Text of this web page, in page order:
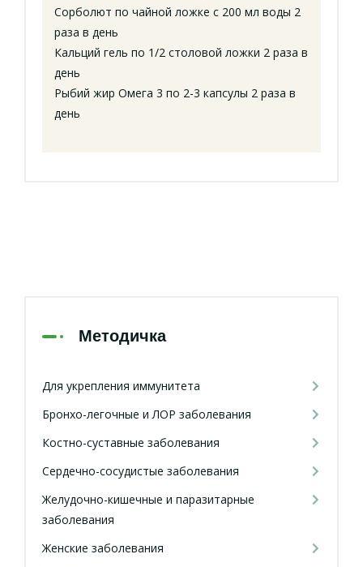
Сорболют по чайной ложке с 200 мл воды 2
раза в день
Кальций гель по 1/2 столовой ложки 2 раза в
день
Рыбий жир Омега 3 по 2-3 капсулы 2 раза в
день
Методичка
Для укрепления иммунитета
Бронхо-легочные и ЛОР заболевания
Костно-суставные заболевания
Сердечно-сосудистые заболевания
Желудочно-кишечные и паразитарные
заболевания
Женские заболевания